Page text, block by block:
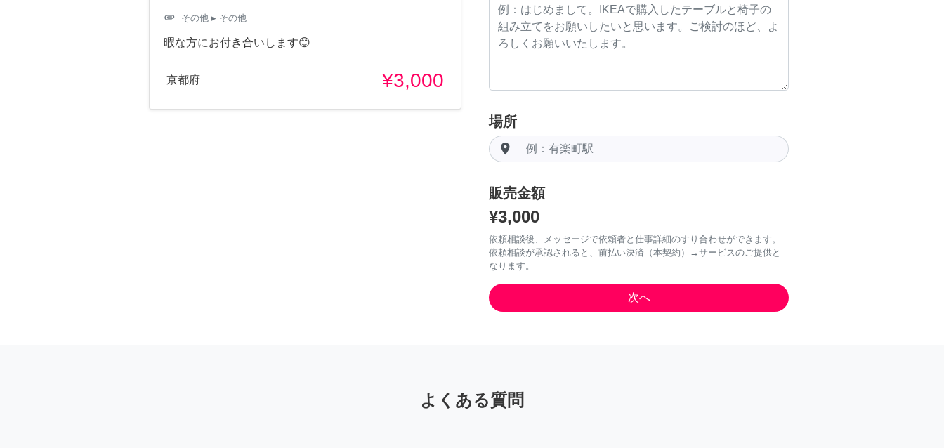
attachment その他 ▸ その他
暇な方にお付き合いします😊
京都府 ¥3,000
場所
room
販売金額
¥3,000
依頼相談後、メッセージで依頼者と仕事詳細のすり合わせができます。
依頼相談が承認されると、前払い決済（本契約）→サービスのご提供と
なります。
よくある質問